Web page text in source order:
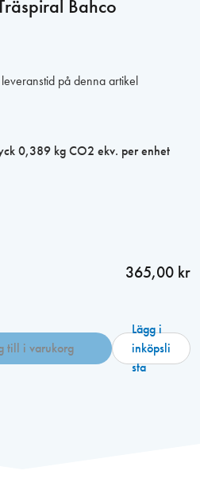
Bahco
på denna artikel
0,389 kg CO2 ekv. per enhet
365,00 kr
till i varukorg
Lägg i
inköpsli
sta